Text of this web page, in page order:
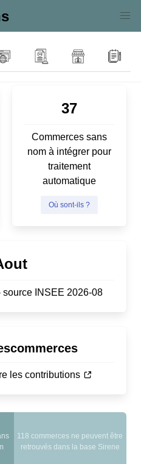
37
Commerces sans
nom à intégrer pour
traitement
automatique
Où sont-ils ?
source INSEE 2026-08
les contributions
118 commerces ne peuvent être
retrouvés dans la base Sirene